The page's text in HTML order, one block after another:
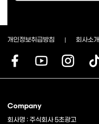
개인정보취급방침 회사소개
Company
회사명 : 주식회사 5초광고